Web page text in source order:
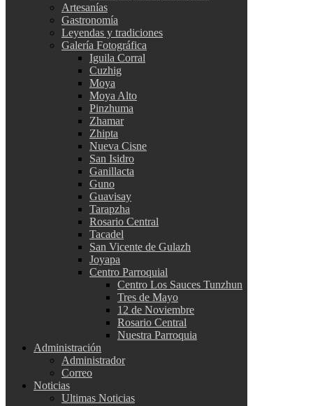
Artesanías
Gastronomía
Leyendas y tradiciones
Galería Fotográfica
Iguila Corral
Cuzhig
Moya
Moya Alto
Pinzhuma
Zhamar
Zhipta
Nueva Cisne
San Isidro
Ganillacta
Guno
Guavisay
Tarapzha
Rosario Central
Tacadel
San Vicente de Gulazh
Joyapa
Centro Parroquial
Centro Los Sauces Tunzhun
Tres de Mayo
12 de Noviembre
Rosario Central
Nuestra Parroquia
Administración
Administrador
Correo
Noticias
Ultimas Noticias